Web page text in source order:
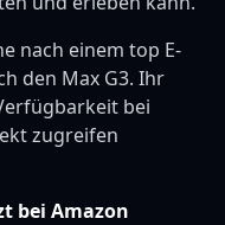
nach einem top E-
den Max G3. Ihr
bei
zugreifen
bei Amazon